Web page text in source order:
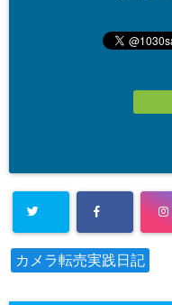
カメラ転売実践日記